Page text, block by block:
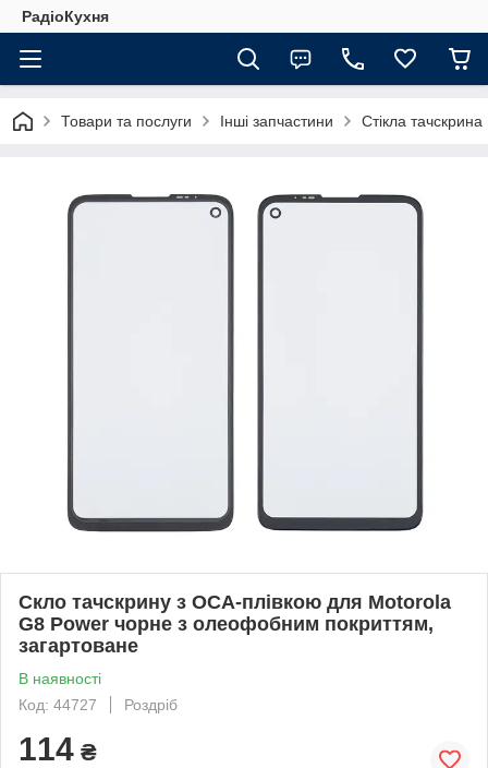
РадіоКухня
Товари та послуги Інші запчастини Стікла тачскрина
Скло тачскрину з OCA-плівкою для Motorola
G8 Power чорне з олеофобним покриттям,
загартоване
В наявності
Код: 44727
Роздріб
114 ₴